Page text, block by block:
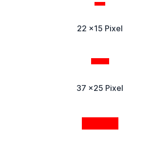
22 x15 Pixel
37 x25 Pixel